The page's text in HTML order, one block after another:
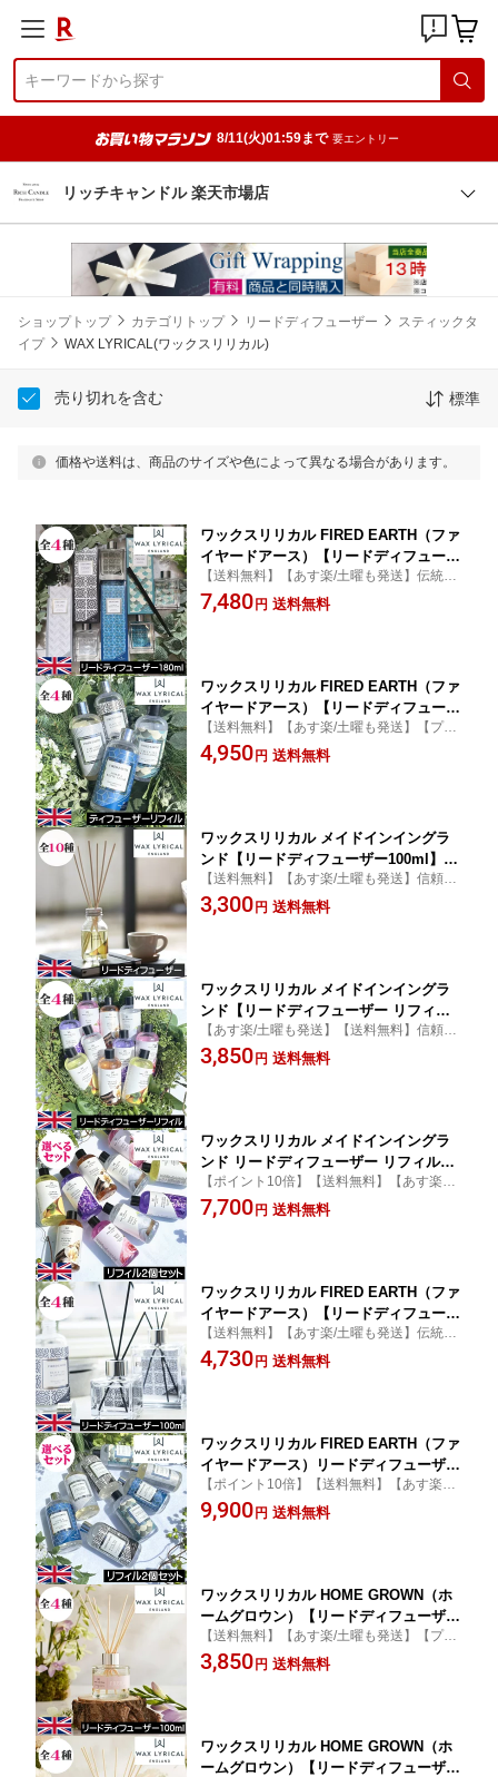
8/11(火)01:59まで 要エントリー
リッチキャンドル 楽天市場店
ショップトップ カテゴリトップ リードディフューザー
スティックタ
イプ
WAX LYRICAL(ワックスリリカル)
売り切れを含む 標準
価格や送料は、商品のサイズや色によって異なる場合があります。
ワックスリリカル FIRED EARTH（ファ
イヤードアース）【リードディフューザ
ー 180ml】イギリス製 英国 ヨーロッパ
ルームフレグランス スティックタイプ
【送料無料】【あす楽/土曜も発送】伝統的
なお茶の香り ファイアードアース 信頼ある
英国製の高級感漂うラグジュアリーライン
7,480円 送料無料
ワックスリリカル FIRED EARTH（ファ
イヤードアース）【リードディフューザ
ー リフィル（詰め替え用）200ml】イギ
リス製 英国 ヨーロッパ ルームフレグラ
り
【送料無料】【あす楽/土曜も発送】【プレ
ゼント ギフト 贈り物に】≪WAX LYRICAL
ファイアードアース≫信頼ある英国製の高
4,950円 送料無料
ワックスリリカル メイドインイングラ
ンド【リードディフューザー100ml】W
AX LYRICAL Made in England イギリ
ス製 英国 ルームフレグランス スティッ
【送料無料】【あす楽/土曜も発送】信頼あ
る英国製の上品な香りにオシャレなパッケ
ージが魅力的なリードディフューザー【プ
3,300円 送料無料
ワックスリリカル メイドインイングラ
ンド【リードディフューザー リフィル
（詰め替え用）200ml】Made in Engla
nd イギリス製 英国 ルームフレグランス
【あす楽/土曜も発送】【送料無料】信頼あ
る英国製の上品な香りにオシャレなパッケ
ージが魅力的なリードディフューザー【プ
3,850円 送料無料
ワックスリリカル メイドインイングラ
ンド リードディフューザー リフィル
（詰め替え用）200ml【選べるお得な2
個セット】Made in England イギリス
【ポイント10倍】【送料無料】【あす楽/土
曜も発送】信頼ある英国製の上品な香りに
オシャレなパッケージが魅力的なリードデ
7,700円 送料無料
ワックスリリカル FIRED EARTH（ファ
イヤードアース）【リードディフューザ
ー 100ml】イギリス製 英国 ヨーロッパ
ルームフレグランス スティックタイプ
【送料無料】【あす楽/土曜も発送】伝統的
なお茶の香り ファイアードアース 信頼ある
英国製の高級感漂うラグジュアリーライン
4,730円 送料無料
ワックスリリカル FIRED EARTH（ファ
イヤードアース）リードディフューザー
リフィル（詰め替え用）200ml【選べる
お得な2個セット】イギリス製 英国 ヨー
【ポイント10倍】【送料無料】【あす楽/土
曜も発送】≪WAX LYRICAL ファイアード
アース≫信頼ある英国製の高級感漂うラグ
9,900円 送料無料
ワックスリリカル HOME GROWN（ホ
ームグロウン）【リードディフューザー
100ml】WAX LYRICAL RHS ルームフ
レグランス イギリス製 英国 ヨーロッパ
物
【送料無料】【あす楽/土曜も発送】【プレ
ゼント ギフト 贈り物に】WAX LYRICAL H
OME GROWN ホームグロウン 自然なお花
3,850円 送料無料
ワックスリリカル HOME GROWN（ホ
ームグロウン）【リードディフューザー